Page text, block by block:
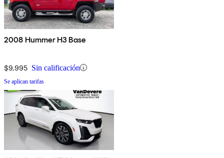
2008 Hummer H3 Base
$9,995 Sin calificación
Se aplican tarifas